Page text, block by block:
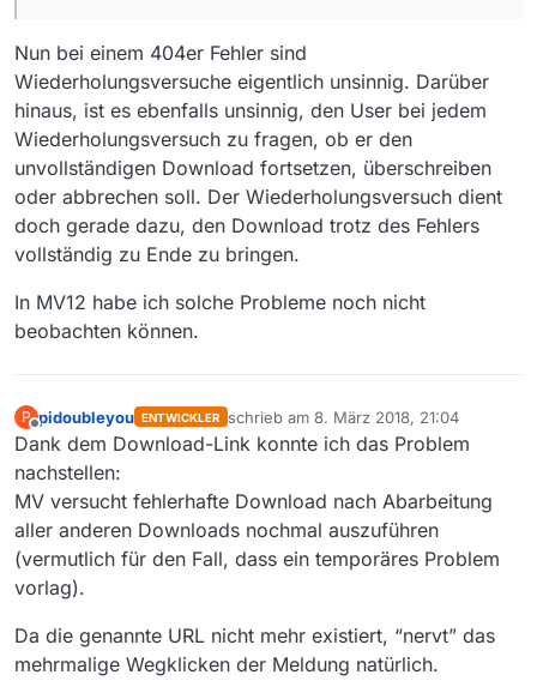
sun.net.www.http.HttpClient.parseHTTP(HttpClient.java
:678)
at
sun.net.www.protocol.http.HttpURLConnection.getInpu
tStream0(HttpURLConnection.java:1587)
at
sun.net.www.protocol.http.HttpURLConnection.getInpu
tStream(HttpURLConnection.java:1492)
at
java.net.HttpURLConnection.getResponseCode(HttpUR
at
sun.net.www.protocol.https.HttpsURLConnectionImpl.g
etResponseCode(HttpsURLConnectionImpl.java:347)
ectHttpDownload.java:239)
A_SQ_0_VOA_03527444_MP4-2200_AMM-
PTWEB_uo1cFAAyZ.mp4
. ----------------------------------------
Nun bei einem 404er Fehler sind
Wiederholungsversuche eigentlich unsinnig. Darüber
hinaus, ist es ebenfalls unsinnig, den User bei jedem
Wiederholungsversuch zu fragen, ob er den
unvollständigen Download fortsetzen, überschreiben
oder abbrechen soll. Der Wiederholungsversuch dient
doch gerade dazu, den Download trotz des Fehlers
vollständig zu Ende zu bringen.
In MV12 habe ich solche Probleme noch nicht
beobachten können.
P
Offline
pidoubleyou ENTWICKLER schrieb am 8. März 2018, 21:04
zuletzt editiert von
Dank dem Download-Link konnte ich das Problem
nachstellen:
MV versucht fehlerhafte Download nach Abarbeitung
aller anderen Downloads nochmal auszuführen
(vermutlich für den Fall, dass ein temporäres Problem
vorlag).
Da die genannte URL nicht mehr existiert, “nervt” das
mehrmalige Wegklicken der Meldung natürlich.